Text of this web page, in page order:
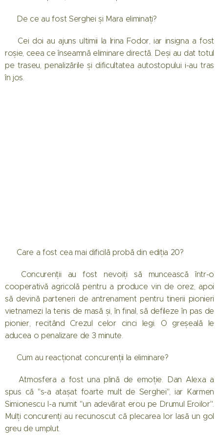
❓ De ce au fost Serghei și Mara eliminați?
➡️ Cei doi au ajuns ultimii la Irina Fodor, iar insigna a fost
roșie, ceea ce înseamnă eliminare directă. Deși au dat totul
pe traseu, penalizările și dificultatea autostopului i-au tras
în jos.
❓ Care a fost cea mai dificilă probă din ediția 20?
➡️ Concurenții au fost nevoiți să muncească într-o
cooperativă agricolă pentru a produce vin de orez, apoi
să devină parteneri de antrenament pentru tinerii pionieri
vietnamezi la tenis de masă și, în final, să defileze în pas de
pionier, recitând Crezul celor cinci legi. O greșeală le
aducea o penalizare de 3 minute.
❓ Cum au reacționat concurenții la eliminare?
➡️ Atmosfera a fost una plină de emoție. Dan Alexa a
spus că "s-a atașat foarte mult de Serghei", iar Karmen
Simionescu l-a numit "un adevărat erou pe Drumul Eroilor".
Mulți concurenți au recunoscut că plecarea lor lasă un gol
greu de umplut.